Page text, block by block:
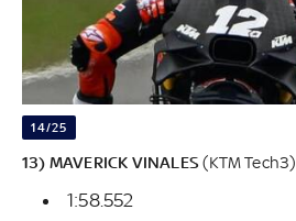
14/25
13) MAVERICK VINALES(KTM Tech3)
1:58.552